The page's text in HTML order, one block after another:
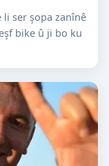
ser şopa zanînê
bike û ji bo ku